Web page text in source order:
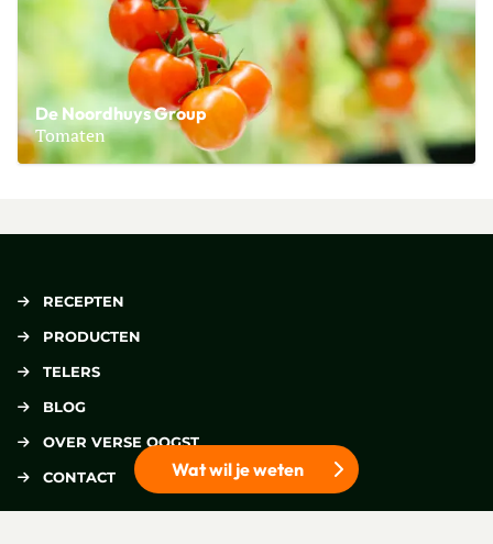
Wat wil je weten
De Noordhuys Group
Tomaten
RECEPTEN
PRODUCTEN
TELERS
BLOG
OVER VERSE OOGST
CONTACT